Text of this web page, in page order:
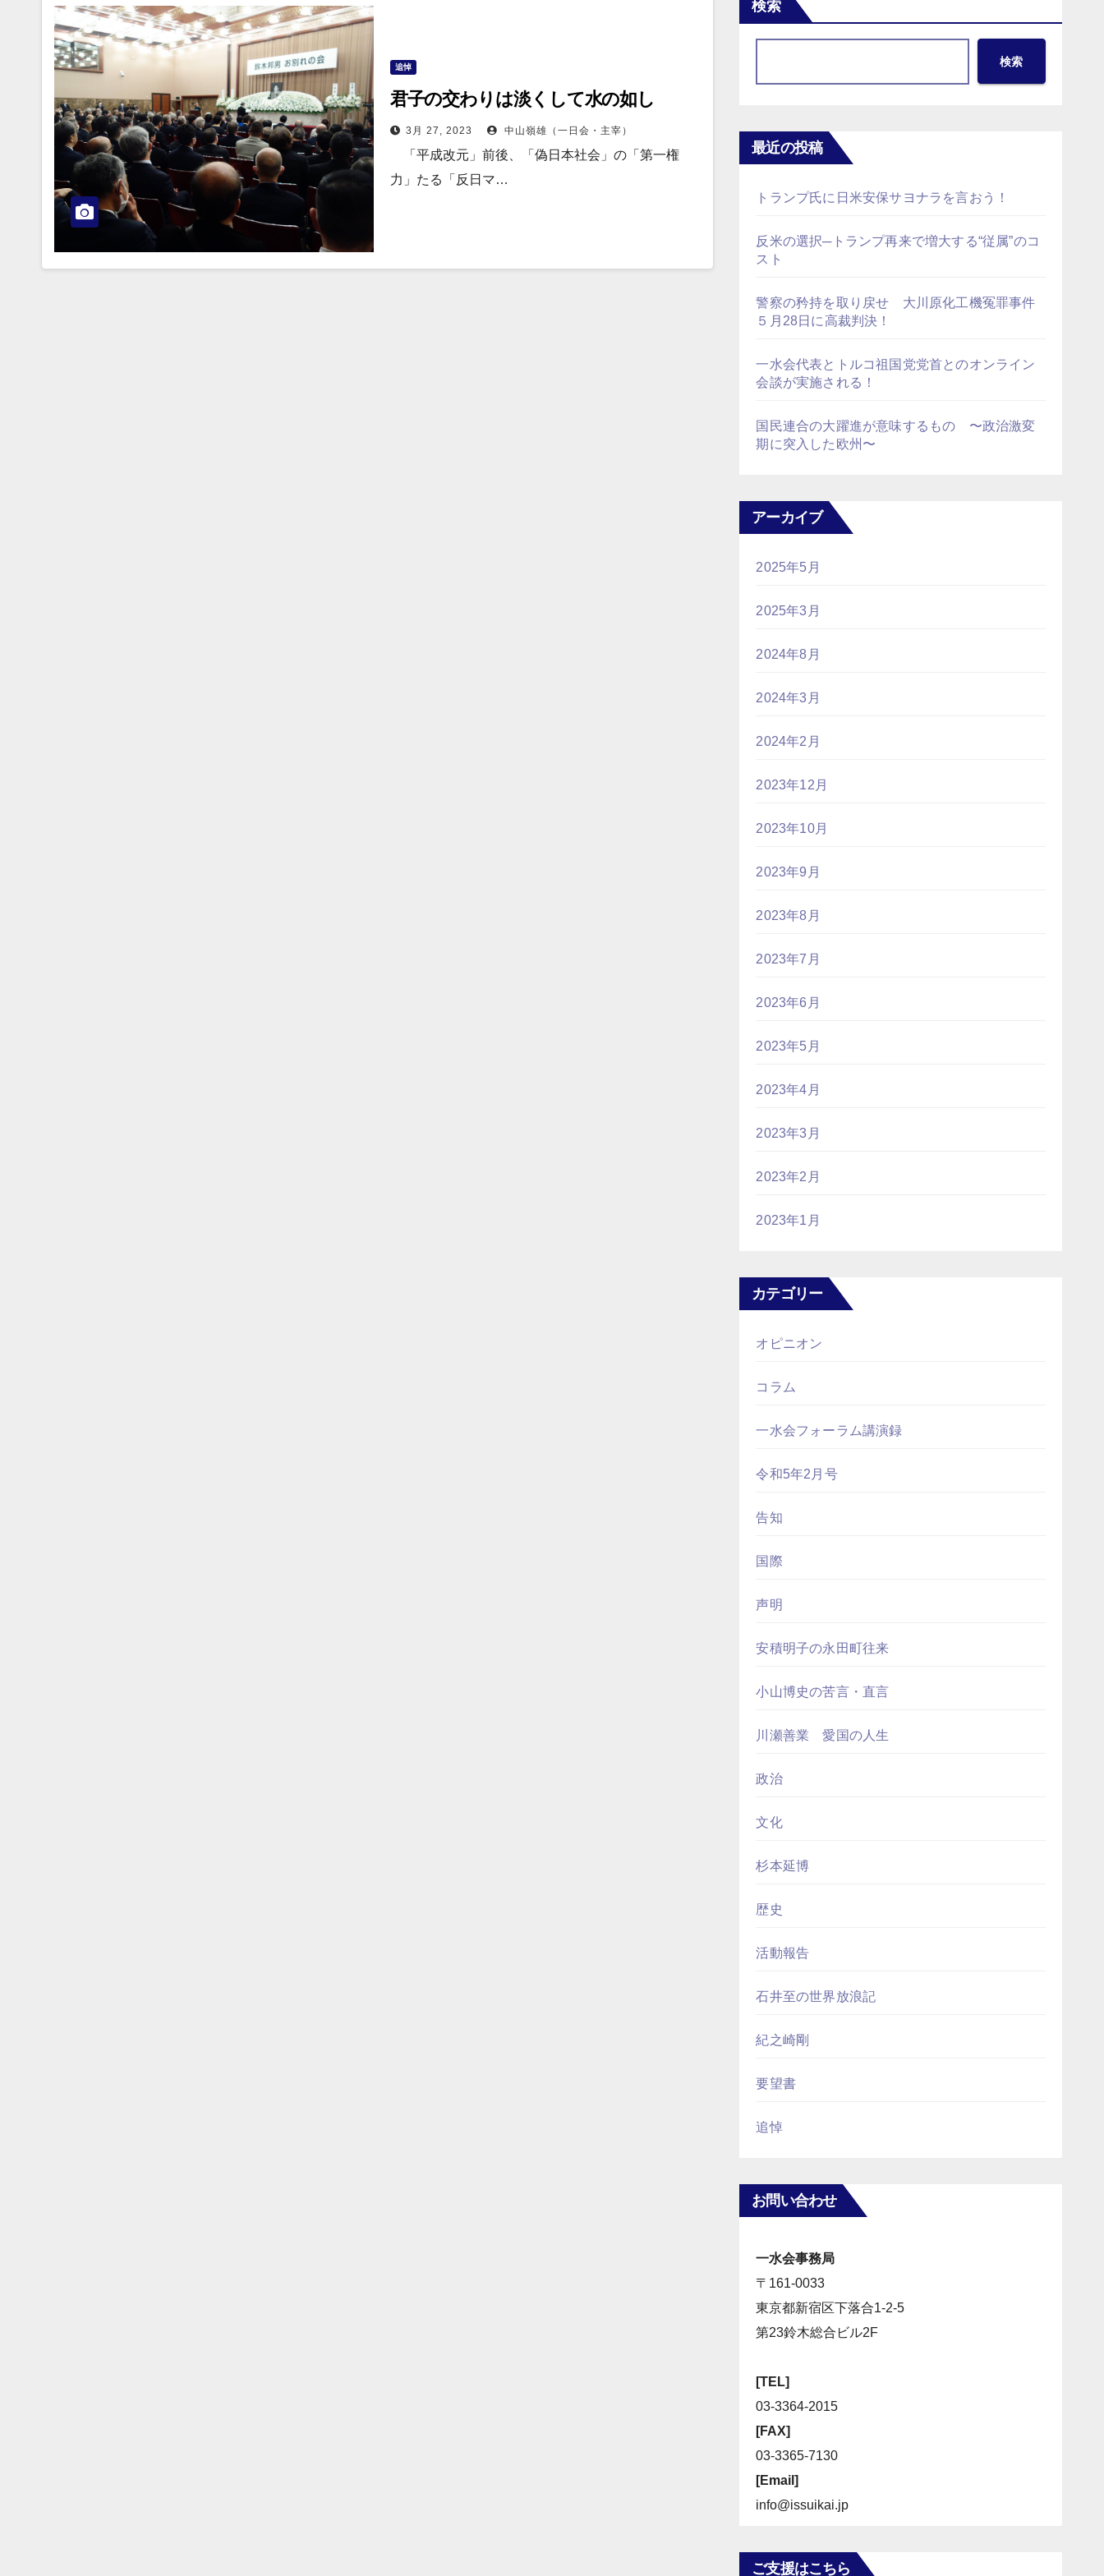
追悼
君子の交わりは淡くして水の如し
3月 27, 2023 中山嶺雄（一日会・主宰）
「平成改元」前後、「偽日本社会」の「第一権
力」たる「反日マ…
検索
検索
最近の投稿
トランプ氏に日米安保サヨナラを言おう！
反米の選択─トランプ再来で増大する“従属”のコ
スト
警察の矜持を取り戻せ 大川原化工機冤罪事件
５月28日に高裁判決！
一水会代表とトルコ祖国党党首とのオンライン
会談が実施される！
国民連合の大躍進が意味するもの 〜政治激変
期に突入した欧州〜
アーカイブ
2025年5月
2025年3月
2024年8月
2024年3月
2024年2月
2023年12月
2023年10月
2023年9月
2023年8月
2023年7月
2023年6月
2023年5月
2023年4月
2023年3月
2023年2月
2023年1月
カテゴリー
オピニオン
コラム
一水会フォーラム講演録
令和5年2月号
告知
国際
声明
安積明子の永田町往来
小山博史の苦言・直言
川瀬善業 愛国の人生
政治
文化
杉本延博
歴史
活動報告
石井至の世界放浪記
紀之崎剛
要望書
追悼
お問い合わせ
一水会事務局
〒161-0033
東京都新宿区下落合1-2-5
第23鈴木総合ビル2F
[TEL]
03-3364-2015
[FAX]
03-3365-7130
[Email]
info@issuikai.jp
ご支援はこちら